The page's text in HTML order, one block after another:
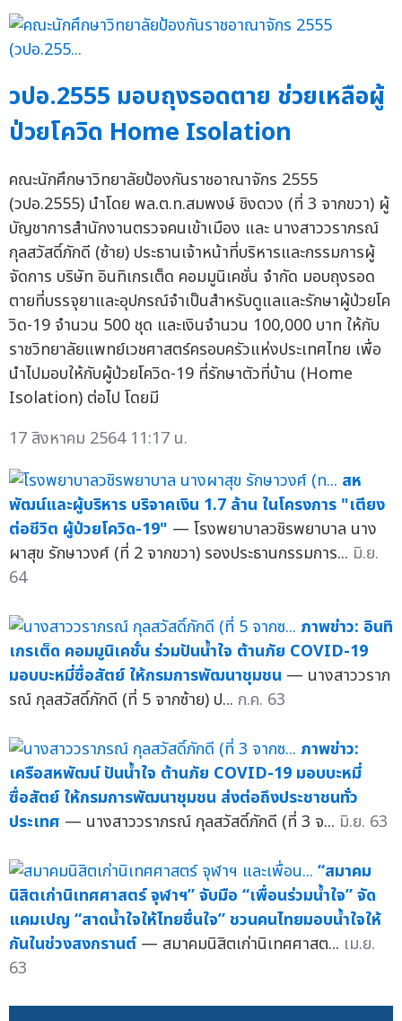
วปอ.2555 มอบถุงรอดตาย ช่วยเหลือผู้
ป่วยโควิด Home Isolation
คณะนักศึกษาวิทยาลัยป้องกันราชอาณาจักร 2555
(วปอ.2555) นำโดย พล.ต.ท.สมพงษ์ ชิงดวง (ที่ 3 จากขวา) ผู้
บัญชาการสำนักงานตรวจคนเข้าเมือง และ นางสาววราภรณ์
กุลสวัสดิ์ภักดี (ซ้าย) ประธานเจ้าหน้าที่บริหารและกรรมการผู้
จัดการ บริษัท อินทิเกรเต็ด คอมมูนิเคชั่น จำกัด มอบถุงรอด
ตายที่บรรจุยาและอุปกรณ์จำเป็นสำหรับดูแลและรักษาผู้ป่วยโค
วิด-19 จำนวน 500 ชุด และเงินจำนวน 100,000 บาท ให้กับ
ราชวิทยาลัยแพทย์เวชศาสตร์ครอบครัวแห่งประเทศไทย เพื่อ
นำไปมอบให้กับผู้ป่วยโควิด-19 ที่รักษาตัวที่บ้าน (Home
Isolation) ต่อไป โดยมี
17 สิงหาคม 2564 11:17 น.
สห
พัฒน์และผู้บริหาร บริจาคเงิน 1.7 ล้าน ในโครงการ "เตียง
ต่อชีวิต ผู้ป่วยโควิด-19" — โรงพยาบาลวชิรพยาบาล นาง
ผาสุข รักษาวงศ์ (ที่ 2 จากขวา) รองประธานกรรมการ... มิ.ย.
64
ภาพข่าว: อินทิ
เกรเต็ด คอมมูนิเคชั่น ร่วมปันน้ำใจ ต้านภัย COVID-19
มอบบะหมี่ซื่อสัตย์ ให้กรมการพัฒนาชุมชน — นางสาววราภ
รณ์ กุลสวัสดิ์ภักดี (ที่ 5 จากซ้าย) ป... ก.ค. 63
ภาพข่าว:
เครือสหพัฒน์ ปันน้ำใจ ต้านภัย COVID-19 มอบบะหมี่
ซื่อสัตย์ ให้กรมการพัฒนาชุมชน ส่งต่อถึงประชาชนทั่ว
ประเทศ — นางสาววราภรณ์ กุลสวัสดิ์ภักดี (ที่ 3 จ... มิ.ย. 63
“สมาคม
นิสิตเก่านิเทศศาสตร์ จุฬาฯ” จับมือ “เพื่อนร่วมน้ำใจ” จัด
แคมเปญ “สาดน้ำใจให้ไทยชื่นใจ” ชวนคนไทยมอบน้ำใจให้
กันในช่วงสงกรานต์ — สมาคมนิสิตเก่านิเทศศาสต... เม.ย.
63